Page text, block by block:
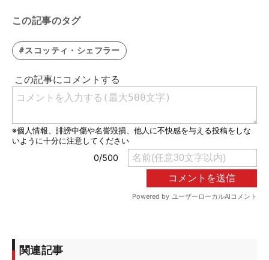
この記事のタグ
#スコッティ・シェフラー
関連記事